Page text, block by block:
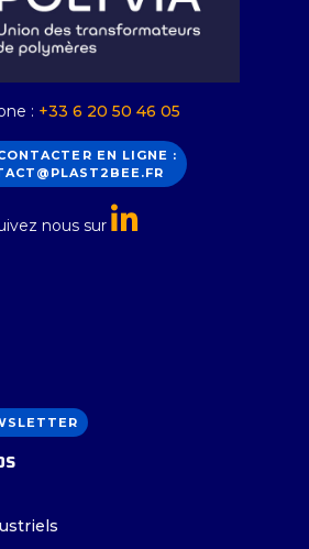
: +33 6 20 50 46 05
EN LIGNE :
nous sur